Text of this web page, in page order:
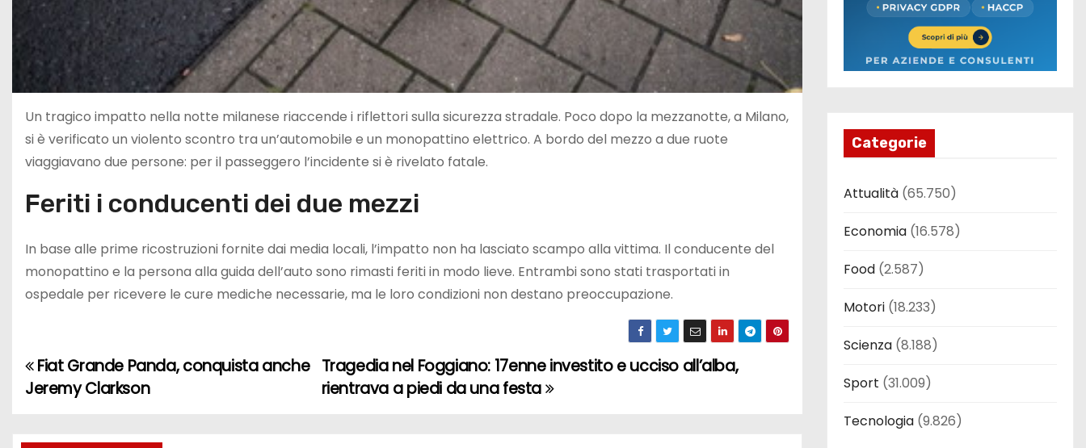
Un tragico impatto nella notte milanese riaccende i riflettori sulla sicurezza stradale. Poco dopo la mezzanotte, a Milano,
si è verificato un violento scontro tra un’automobile e un monopattino elettrico. A bordo del mezzo a due ruote
viaggiavano due persone: per il passeggero l’incidente si è rivelato fatale.
Feriti i conducenti dei due mezzi
In base alle prime ricostruzioni fornite dai media locali, l’impatto non ha lasciato scampo alla vittima. Il conducente del
monopattino e la persona alla guida dell’auto sono rimasti feriti in modo lieve. Entrambi sono stati trasportati in
ospedale per ricevere le cure mediche necessarie, ma le loro condizioni non destano preoccupazione.
N
v
Tragedia nel Foggiano: 17enne investito e ucciso all’alba,
rientrava a piedi da una festa
Fiat Grande Panda, conquista anche
Jeremy Clarkson
Categorie
Attualità (65.750)
Economia (16.578)
Food (2.587)
Motori (18.233)
Scienza (8.188)
Sport (31.009)
Tecnologia (9.826)